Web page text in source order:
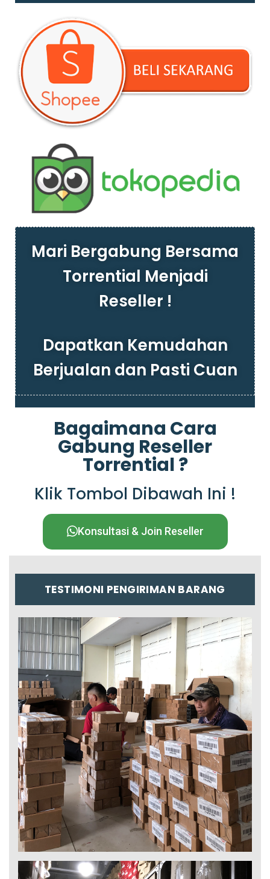
Mari Bergabung Bersama
Torrential Menjadi
Reseller !
Dapatkan Kemudahan
Berjualan dan Pasti Cuan
Bagaimana Cara
Gabung Reseller
Torrential ?
Klik Tombol Dibawah Ini !
Konsultasi & Join Reseller
TESTIMONI PENGIRIMAN BARANG